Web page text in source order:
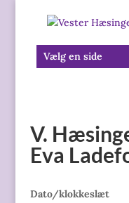
Vælg en side
V.
Eva
Dato/klokkeslæt